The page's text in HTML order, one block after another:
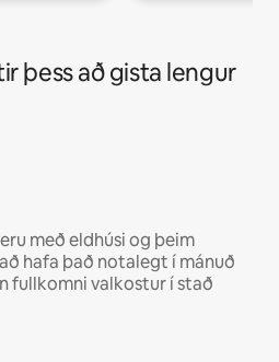
þess að gista lengur
með eldhúsi og þeim
hafa það notalegt í mánuð
fullkomni valkostur í stað